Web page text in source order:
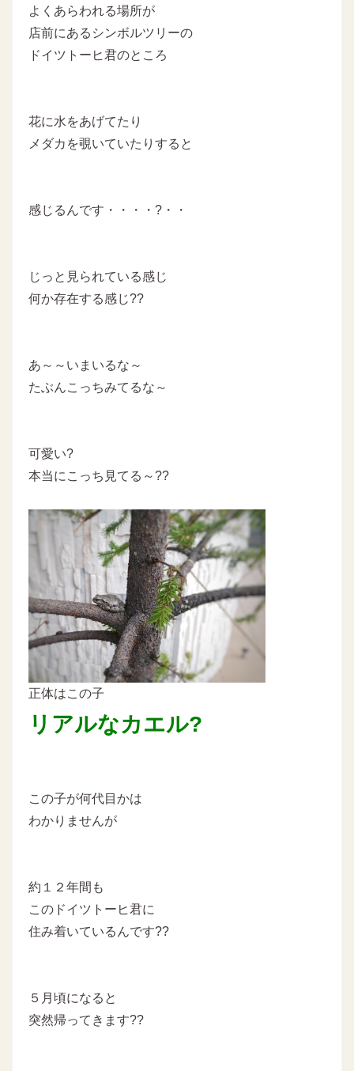
よくあらわれる場所が
店前にあるシンボルツリーの
ドイツトーヒ君のところ
花に水をあげてたり
メダカを覗いていたりすると
感じるんです・・・・?・・
じっと見られている感じ
何か存在する感じ??
あ～～いまいるな～
たぶんこっちみてるな～
可愛い?
本当にこっち見てる～??
正体はこの子
リアルなカエル?
この子が何代目かは
わかりませんが
約１２年間も
このドイツトーヒ君に
住み着いているんです??
５月頃になると
突然帰ってきます??